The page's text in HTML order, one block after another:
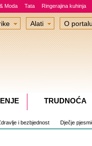
Moda Tata Ringerajina kuhinja
i bezbjednost Dječje
Alati O
TRUDNOĆA